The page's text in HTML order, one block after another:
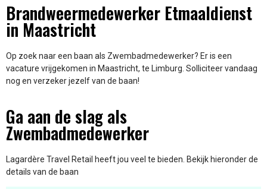
Brandweermedewerker Etmaaldienst
in Maastricht
Op zoek naar een baan als Zwembadmedewerker? Er is een
vacature vrijgekomen in Maastricht, te Limburg. Solliciteer vandaag
nog en verzeker jezelf van de baan!
Ga aan de slag als
Zwembadmedewerker
Lagardère Travel Retail heeft jou veel te bieden. Bekijk hieronder de
details van de baan